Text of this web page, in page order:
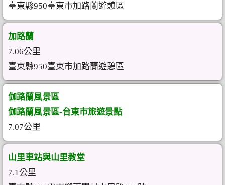
臺東縣950臺東市加路蘭遊憩區
加路蘭
7.06公里
臺東縣950臺東市加路蘭遊憩區
伽路蘭風景區
伽路蘭風景區-台東市旅遊景點
7.07公里
山里車站與山里教堂
7.1公里